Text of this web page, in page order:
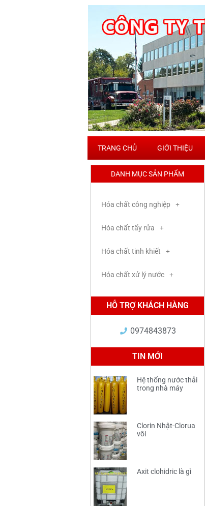
TRANG CHỦ GIỚI THIỆU
DANH MỤC SẢN PHẨM
Hóa chất công nghiệp
Hóa chất tẩy rửa
Hóa chất tinh khiết
Hóa chất xử lý nước
HỖ TRỢ KHÁCH HÀNG
0974843873
TIN MỚI
Hệ thống nước thải
trong nhà máy
Clorin Nhật-Clorua
vôi
Axit clohidric là gì